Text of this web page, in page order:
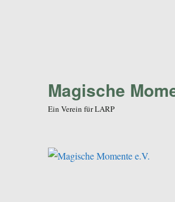
Magische
Ein Verein für LARP